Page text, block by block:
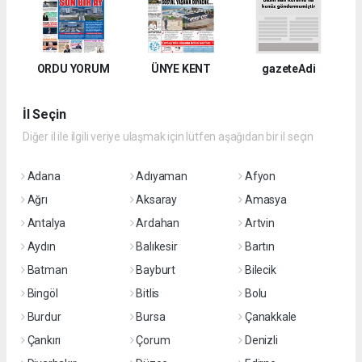
ORDU YORUM ÜNYE KENT gazeteAdi
İl Seçin
Diğer il ile ilgili veriye ulaşmak için lütfen aşağıdan bir il seçin
Adana Adıyaman
Afyon
Ağrı
Aksaray
Amasya
Antalya
Ardahan
Artvin
Aydın
Balıkesir
Bartın
Batman
Bayburt
Bilecik
Bingöl
Bitlis
Bolu
Burdur
Bursa
Çanakkale
Çankırı
Çorum
Denizli